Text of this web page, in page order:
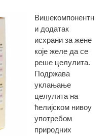
Вишекомпонентн
и додатак
исхрани за жене
које желе да се
реше целулита.
Подржава
уклањање
целулита на
ћелијском нивоу
употребом
природних